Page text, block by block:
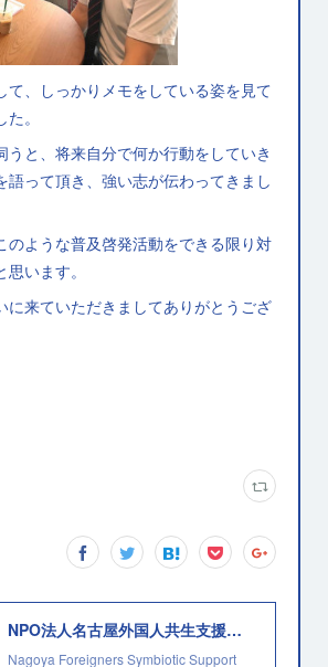
て、しっかりメモをしている姿を見て
。
うと、将来自分で何か行動をしていき
語って頂き、強い志が伝わってきまし
のような普及啓発活動をできる限り対
います。
に来ていただきましてありがとうござ
NPO法人名古屋外国人共生支援協会
Nagoya Foreigners Symbiotic Support